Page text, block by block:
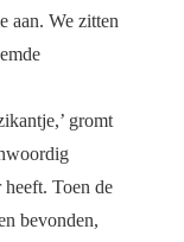
aan. We zitten
gromt
Toen de
bevonden,